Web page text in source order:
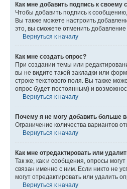
Как мне добавить подпись к своему
Чтобы добавить подпись к
Вы также можете настроить
это, вы сможете отменить
Вернуться к началу
Как мне создать опрос?
При создании темы или
вы не видите такой закладки или
строке текстового поля. Вы также
опрос будет постоянным) и
Вернуться к началу
Почему я не могу добавить больше
Ограничение количества вариантов
Вернуться к началу
Как мне отредактировать или
Так же, как и сообщения, опросы
связан именно с ним. Если никто не
могут отредактировать или удалить
Вернуться к началу